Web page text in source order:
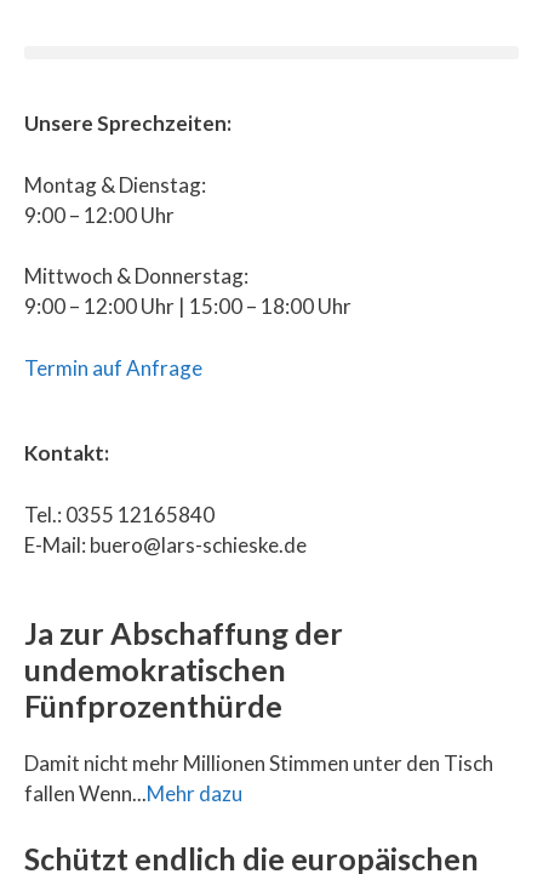
Unsere Sprechzeiten:
Montag & Dienstag:
9:00 – 12:00 Uhr
Mittwoch & Donnerstag:
9:00 – 12:00 Uhr | 15:00 – 18:00 Uhr
Termin auf Anfrage
Kontakt:
Tel.: 0355 12165840
E-Mail: buero@lars-schieske.de
Ja zur Abschaffung der
undemokratischen
Fünfprozenthürde
Damit nicht mehr Millionen Stimmen unter den Tisch
fallen Wenn...Mehr dazu
Schützt endlich die europäischen